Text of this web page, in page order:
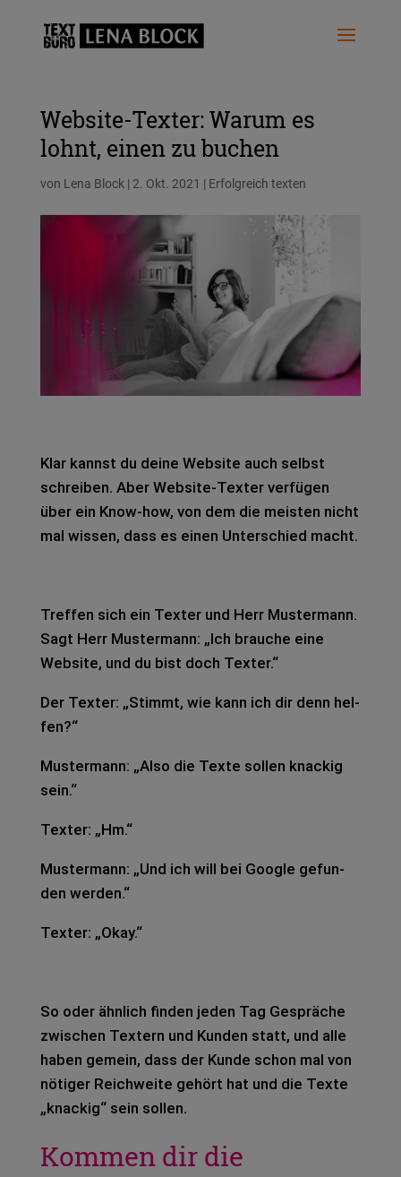
Website-Texter: Warum es
lohnt, einen zu buchen
von Lena Block| 2. Okt. 2021 | Erfolgreich texten
Klar kannst du deine Web­site auch selbst
schrei­ben. Aber Web­site-Tex­ter ver­fü­gen
über ein Know-how, von dem die meis­ten nicht
mal wis­sen, dass es einen Unter­schied macht.
Tref­fen sich ein Tex­ter und Herr Mus­ter­mann.
Sagt Herr Mus­ter­mann: „Ich brau­che eine
Web­site, und du bist doch Tex­ter.“
Der Tex­ter: „Stimmt, wie kann ich dir denn hel­
fen?“
Mus­ter­mann: „Also die Texte sol­len kna­ckig
sein.“
Tex­ter: „Hm.“
Mus­ter­mann: „Und ich will bei Goog­le gefun­
den wer­den.“
Tex­ter: „Okay.“
So oder ähn­lich fin­den jeden Tag Gesprä­che
zwi­schen Tex­tern und Kun­den statt, und alle
haben gemein, dass der Kunde schon mal von
nöti­ger Reich­wei­te gehört hat und die Texte
„kna­ckig“ sein sol­len.
Kommen dir die